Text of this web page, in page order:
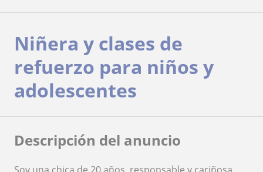
Niñera y clases de
refuerzo para niños y
adolescentes
Descripción del anuncio